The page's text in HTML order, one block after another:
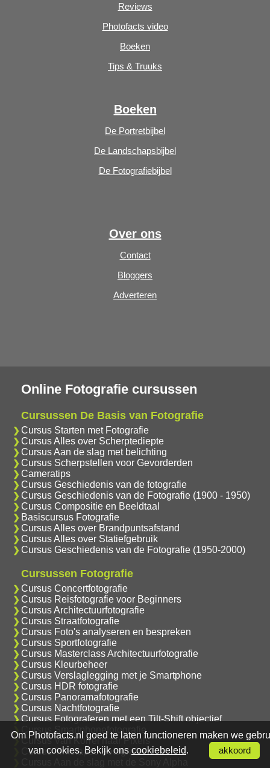
Reviews
Photofacts video
Boeken
Tips & Truuks
Boeken
De Portretbijbel
De Landschapsbijbel
De Fotografiebijbel
Over ons
Contact
Bloggers
Adverteren
Online Fotografie cursussen
Cursussen De Basis van Fotografie
Cursus Starten met Fotografie
Cursus Alles over Scherptediepte
Cursus Aan de slag met belichting
Cursus Scherpstellen voor Gevorderden
Cameratips
Cursus Geschiedenis van de fotografie
Cursus Geschiedenis van de Fotografie (1900 - 1950)
Cursus Compositie en Beeldtaal
Basiscursus Fotografie
Cursus Alles over Brandpuntsafstand
Cursus Alles over Statiefgebruik
Cursus Geschiedenis van de Fotografie (1950-2000)
Cursussen Fotografie
Cursus Concertfotografie
Cursus Reisfotografie voor Beginners
Cursus Architectuurfotografie
Cursus Straatfotografie
Cursus Foto's analyseren en bespreken
Cursus Sportfotografie
Cursus Masterclass Architectuurfotografie
Cursus Kleurbeheer
Cursus Verslaglegging met je Smartphone
Cursus HDR fotografie
Cursus Panoramafotografie
Cursus Nachtfotografie
Cursus Fotograferen met een Tilt-Shift objectief
Cursus Smartphonefotografie
Cursus Van Korrel naar Pixels
Cursus Timelapse Fotografie
Om Photofacts.nl goed te laten functioneren maken we
van cookies. Bekijk ons cookiebeleid. akkoord